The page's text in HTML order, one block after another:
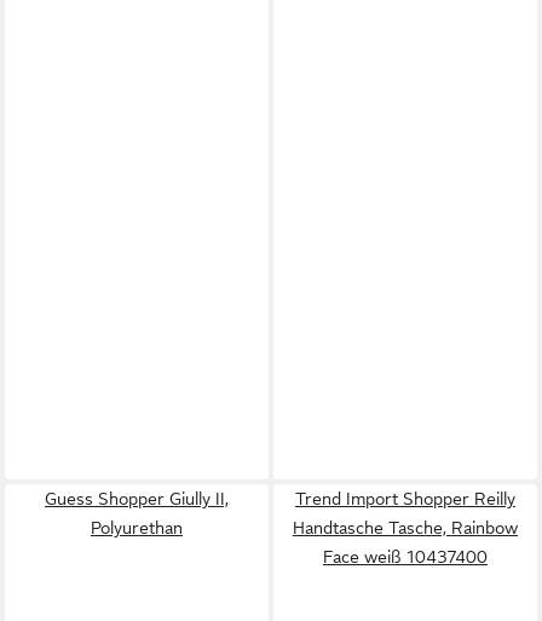
Guess Shopper Giully II,
Polyurethan
Trend Import Shopper Reilly
Handtasche Tasche, Rainbow
Face weiß 10437400